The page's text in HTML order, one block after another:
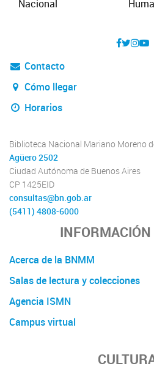
Contacto
Cómo llegar
Horarios
Biblioteca Nacional Mariano Moreno
Agüero 2502
Ciudad Autónoma de Buenos Aires
CP 1425EID
consultas@bn.gob.ar
(5411) 4808-6000
Acerca de la BNMM
Salas de lectura y colecciones
Agencia ISMN
Campus virtual